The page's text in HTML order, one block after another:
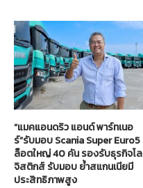
“แมคแอนดริว แอนด์ พาร์ทเนอ
ร์”รับมอบ Scania Super Euro5
ล็อตใหญ่ 40 คัน รองรับธุรกิจโล
จิสติกส์ รับมอบ ย้ำสแกนเนียมี
ประสิทธิภาพสูง